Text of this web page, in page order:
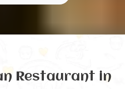
Restaurant in